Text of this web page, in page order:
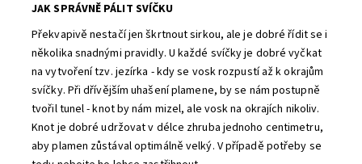
JAK SPRÁVNĚ PÁLIT SVÍČKU
Překvapivě nestačí jen škrtnout sirkou, ale je dobré řídit se i
několika snadnými pravidly. U každé svíčky je dobré vyčkat
na vytvoření tzv. jezírka - kdy se vosk rozpustí až k okrajům
svíčky. Při dřívějším uhašení plamene, by se nám postupně
tvořil tunel - knot by nám mizel, ale vosk na okrajích nikoliv.
Knot je dobré udržovat v délce zhruba jednoho centimetru,
aby plamen zůstával optimálně velký. V případě potřeby se